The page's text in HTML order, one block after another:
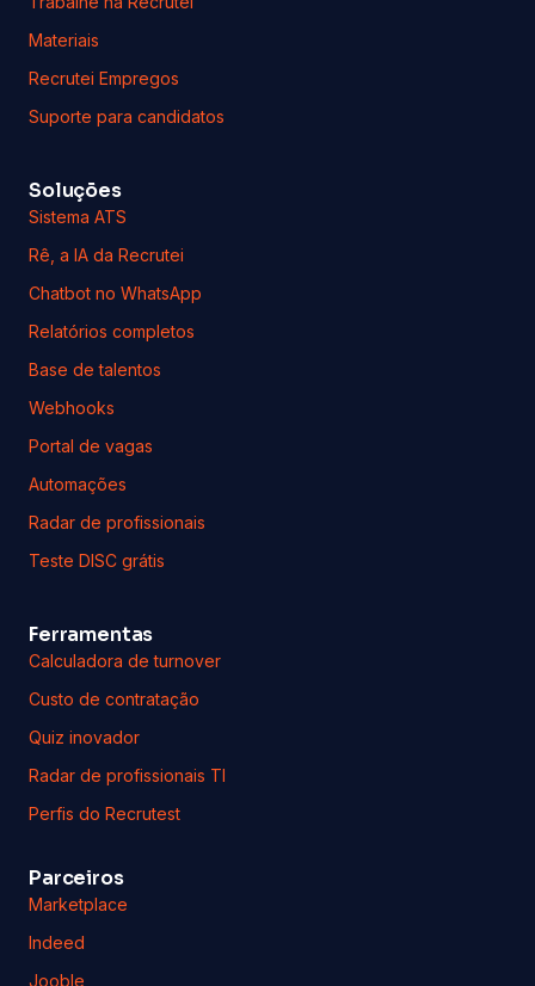
Chatbot no WhatsApp
Relatórios completos
Base de talentos
Webhooks
Automações
Calculadora de turnover
Custo de contratação
Quiz inovador
Radar de profissionais TI
Perfis do Recrutest
Marketplace
Indeed
Jooble
Engenha
Careerjet
Uberlândia
MG · Brasil
+55 (34) 3199-2206